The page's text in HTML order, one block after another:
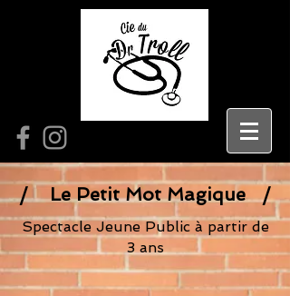
/ Le Petit Mot Magique /
Spectacle Jeune Public à partir de
3 ans